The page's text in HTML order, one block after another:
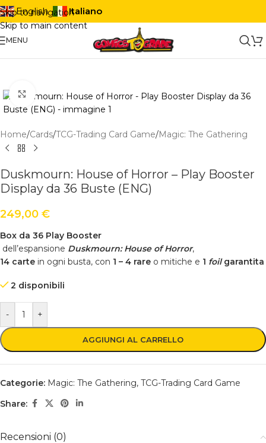
Skip to navigation
Skip to main content
English Italiano
MENU
Click to enlarge
Home/Cards/TCG-Trading Card Game/Magic: The Gathering
Duskmourn: House of Horror – Play Booster
Display da 36 Buste (ENG)
249,00 €
Box da 36 Play Booster
dell’espansione Duskmourn: House of Horror,
14 carte in ogni busta, con 1 – 4 rare o mitiche e 1 foilgarantita
2 disponibili
- +
AGGIUNGI AL CARRELLO
Categorie: Magic: The Gathering, TCG-Trading Card Game
Share:
Recensioni (0)